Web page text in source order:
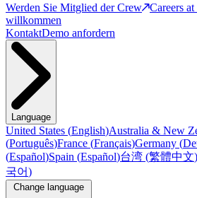
Werden Sie Mitglied der Crew
Careers
willkommen
KontaktDemo anfordern
Language
United States (English)Australia & New
(Português)France (Français)Germany (
(Español)Spain (Español)台湾 (繁體中文)
국어)
Change language